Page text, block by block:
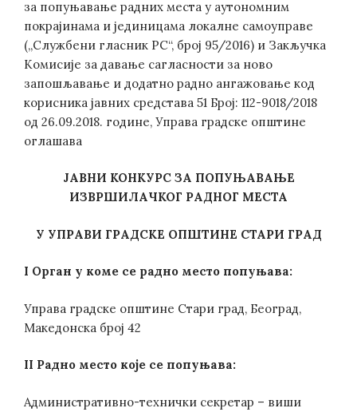
за попуњавање радних места у аутономним
покрајинама и јединицама локалне самоуправе
(„Службени гласник РС“, број 95/2016) и Закључка
Комисије за давање сагласности за ново
запошљавање и додатно радно ангажовање код
корисника јавних средстава 51 Број: 112-9018/2018
од 26.09.2018. године, Управа градске општине
оглашава
ЈАВНИ КОНКУРС ЗА ПОПУЊАВАЊЕ
ИЗВРШИЛАЧКОГ РАДНОГ МЕСТА
У УПРАВИ ГРАДСКЕ ОПШТИНЕ СТАРИ ГРАД
I Орган у коме се радно место попуњава:
Управа градске општине Стари град, Београд,
Македонска број 42
II Радно место које се попуњава:
Административно-технички секретар – виши